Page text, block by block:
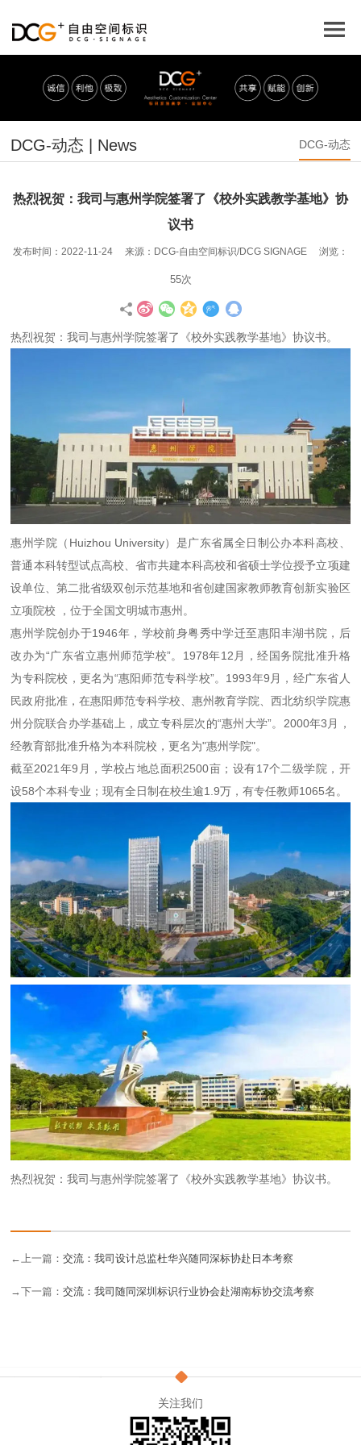
DCG-动态 | News DCG-动态
热烈祝贺：我司与惠州学院签署了《校外实践教学基地》协
议书
发布时间：2022-11-24 来源：DCG-自由空间标识/DCG SIGNAGE 浏览：
55次
热烈祝贺：我司与惠州学院签署了《校外实践教学基地》协议书。
惠州学院（Huizhou University）是广东省属全日制公办本科高校、
普通本科转型试点高校、省市共建本科高校和省硕士学位授予立项建
设单位、第二批省级双创示范基地和省创建国家教师教育创新实验区
立项院校 ，位于全国文明城市惠州。
惠州学院创办于1946年，学校前身粤秀中学迁至惠阳丰湖书院，后
改办为“广东省立惠州师范学校”。1978年12月，经国务院批准升格
为专科院校，更名为“惠阳师范专科学校”。1993年9月，经广东省人
民政府批准，在惠阳师范专科学校、惠州教育学院、西北纺织学院惠
州分院联合办学基础上，成立专科层次的“惠州大学”。2000年3月，
经教育部批准升格为本科院校，更名为"惠州学院"。
截至2021年9月，学校占地总面积2500亩；设有17个二级学院，开
设58个本科专业；现有全日制在校生逾1.9万，有专任教师1065名。
热烈祝贺：我司与惠州学院签署了《校外实践教学基地》协议书。
←上一篇：交流：我司设计总监杜华兴随同深标协赴日本考察
→下一篇：交流：我司随同深圳标识行业协会赴湖南标协交流考察
关注我们